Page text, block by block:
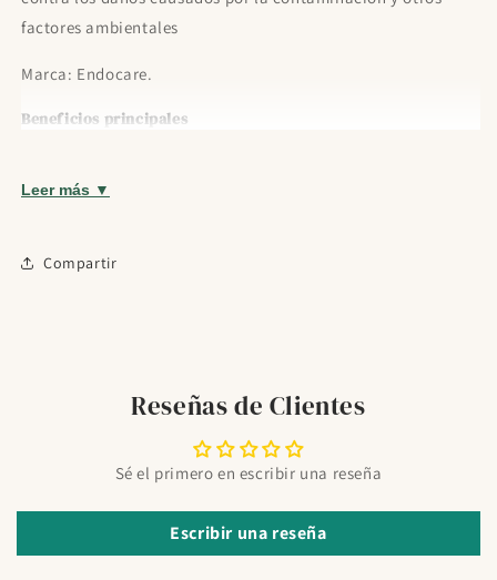
factores ambientales
Marca: Endocare.
Beneficios principales
Indicado para rutinas de cuidado facial y dermocosmética.
¿Con qué tipo de rutina combina mejor?
Suele integrarse mejor en rutinas sencillas y constantes, con
limpieza adecuada y protección solar si es de día.
Leer más ▼
Compartir
Reseñas de Clientes
Sé el primero en escribir una reseña
Escribir una reseña